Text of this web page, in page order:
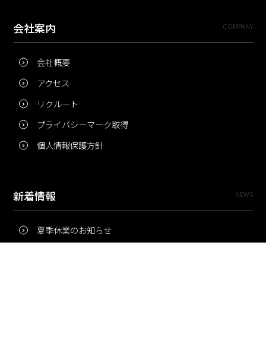
会社案内 COMPANY
会社概要
アクセス
リクルート
プライバシーマーク取得
個人情報保護方針
新着情報 NEWS
夏季休業のお知らせ